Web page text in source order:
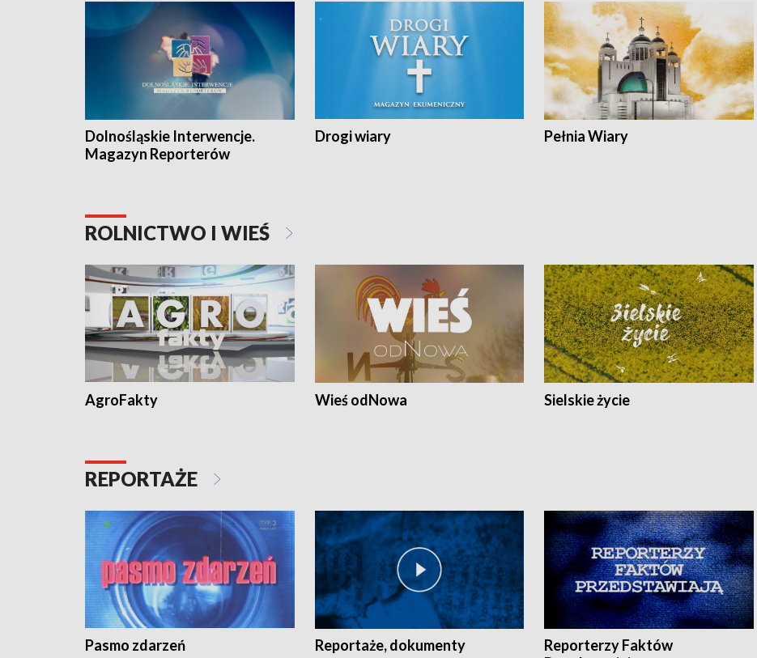
Dolnośląskie Interwencje.
Magazyn Reporterów
Drogi wiary Pełnia Wiary
ROLNICTWO I WIEŚ
AgroFakty Wieś odNowa Sielskie życie
REPORTAŻE
Pasmo zdarzeń Reportaże, dokumenty
Reporterzy Faktów